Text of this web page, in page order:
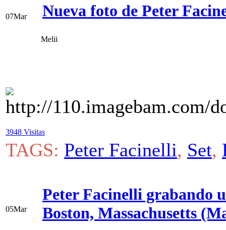
07Mar Nueva foto de Peter
Melii
3948 Visitas
TAGS: Peter Facinelli, Set,
05Mar
Peter Facinelli grabando
Boston, Massachusetts